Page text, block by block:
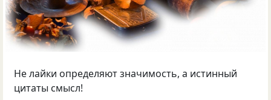
Не лайки определяют значимость, а истинный
цитаты смысл!